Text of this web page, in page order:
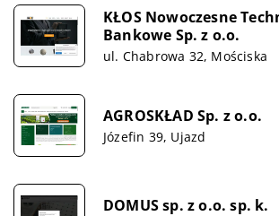
KŁOS Nowoczesne
Bankowe Sp. z o.o.
ul. Chabrowa 32, Mościska
AGROSKŁAD Sp. z o.o.
Józefin 39, Ujazd
DOMUS sp. z o.o. sp. k.